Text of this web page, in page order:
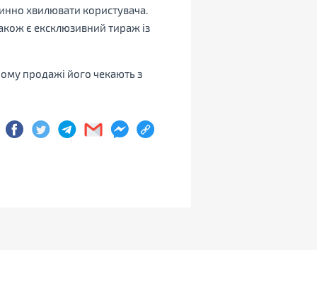
хвилювати користувача.
є ексклюзивний тираж із
продажі його чекають з